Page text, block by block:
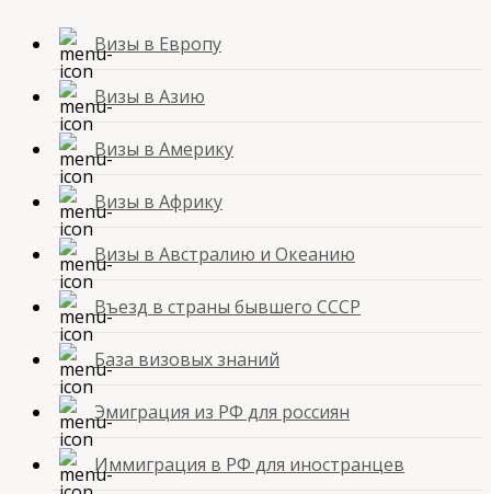
Визы в Европу
Визы в Азию
Визы в Америку
Визы в Африку
Визы в Австралию и Океанию
Въезд в страны бывшего СССР
База визовых знаний
Эмиграция из РФ для россиян
Иммиграция в РФ для иностранцев